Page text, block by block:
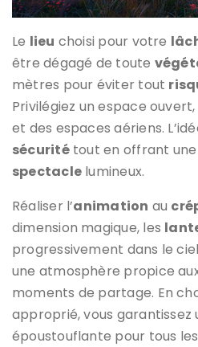
Le lieu choisi pour votre
être dégagé de toute
mètres pour éviter tout
Privilégiez un espace
et des espaces aériens.
sécuritétout en offrant une
spectacle lumineux.
Réaliser l’animation au
dimension magique, les
progressivement dans le
une atmosphère propice
moments de partage. En
approprié, vous garantissez
époustouflante pour tous